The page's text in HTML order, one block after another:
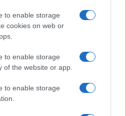
to enable storage
cookies on web or
to enable storage
of the website or app.
to enable storage
Σεπτέμβριο –
για μαθητές και
να δοθεί
10/08/2026 -